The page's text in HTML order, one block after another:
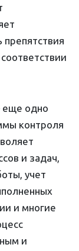
одно
контроля
и задач,
учет
и многие
и